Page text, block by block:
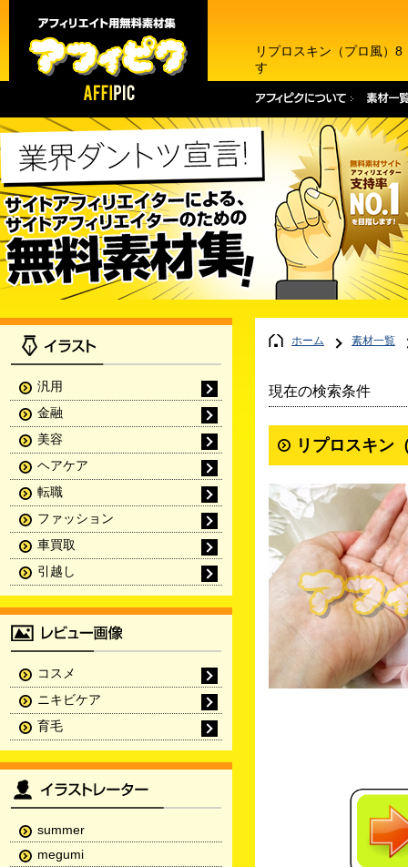
リプロスキン（プロ風）
す
ホーム 素材一覧
現在の検索条件
リプロスキン
汎用
金融
美容
ヘアケア
転職
ファッション
車買取
引越し
コスメ
ニキビケア
育毛
summer
megumi